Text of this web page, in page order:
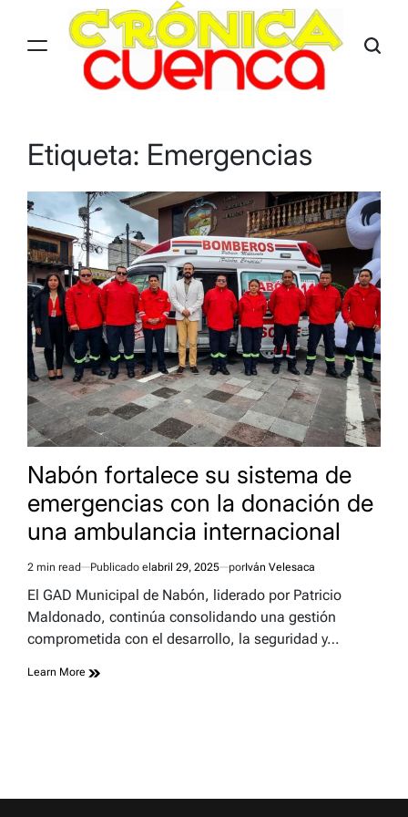
content
Etiqueta: Emergencias
Nabón fortalece su sistema de
emergencias con la donación de
una ambulancia internacional
Estimated
read
2 min read Publicado el abril 29, 2025 porIván Velesaca
El GAD Municipal de Nabón, liderado por Patricio
Maldonado, continúa consolidando una gestión
comprometida con el desarrollo, la seguridad y…
Learn More